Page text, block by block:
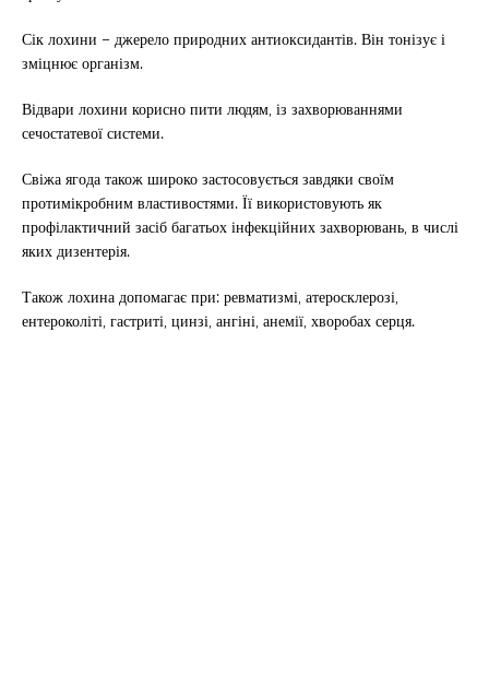
Сік лохини – джерело природних антиоксидантів. Він тонізує і
зміцнює організм.
Відвари лохини корисно пити людям, із захворюваннями
сечостатевої системи.
Свіжа ягода також широко застосовується завдяки своїм
протимікробним властивостями. Її використовують як
профілактичний засіб багатьох інфекційних захворювань, в числі
яких дизентерія.
Також лохина допомагає при: ревматизмі, атеросклерозі,
ентероколіті, гастриті, цинзі, ангіні, анемії, хворобах серця.